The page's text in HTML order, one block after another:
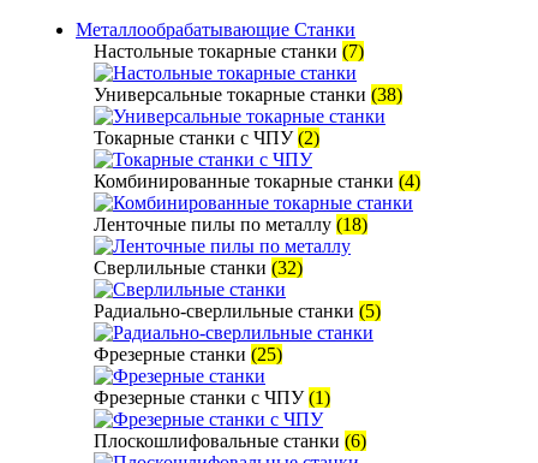
Металлообрабатывающие Станки
Настольные токарные станки (7)
Универсальные токарные станки (38)
Токарные станки с ЧПУ(2)
Комбинированные токарные станки (4)
Ленточные пилы по металлу (18)
Сверлильные станки (32)
Радиально-сверлильные станки (5)
Фрезерные станки (25)
Фрезерные станки с ЧПУ(1)
Плоскошлифовальные станки (6)